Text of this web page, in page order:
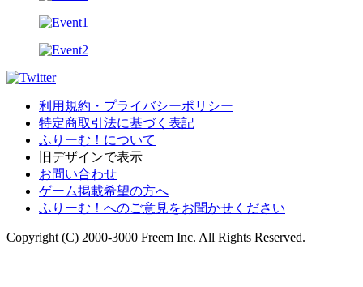
利用規約・プライバシーポリシー
特定商取引法に基づく表記
ふりーむ！について
旧デザインで表示
お問い合わせ
ゲーム掲載希望の方へ
ふりーむ！へのご意見をお聞かせください
Copyright (C) 2000-3000 Freem Inc. All Rights Reserved.